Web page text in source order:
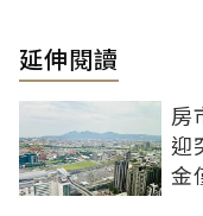
延伸閱讀
房
迎
金